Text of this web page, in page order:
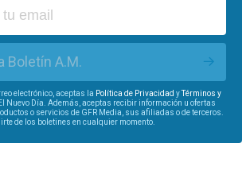
Boletín A.M.
electrónico, aceptas la Política de Privacidad yTérminos y
Nuevo Día. Además, aceptas recibir información u ofertas
o servicios de GFR Media, sus afiliadas o de terceros.
de los boletines en cualquier momento.